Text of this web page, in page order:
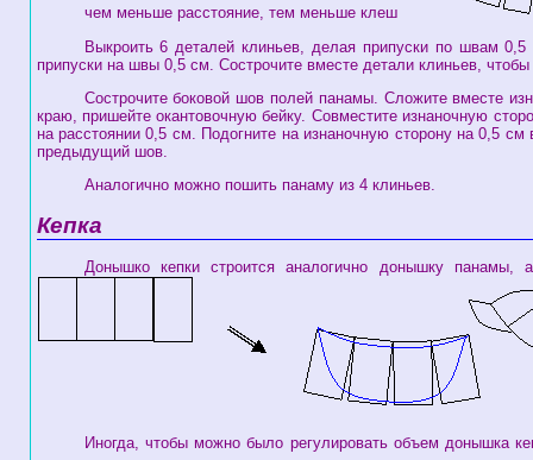
чем меньше расстояние, тем меньше клеш
Выкроить 6 деталей клиньев, делая припуски по швам
припуски на швы 0,5 см. Сострочите вместе детали клиньев,
Сострочите боковой шов полей панамы. Сложите вместе
краю, пришейте окантовочную бейку. Совместите изнаночную
на расстоянии 0,5 см. Подогните на изнаночную сторону на 0,5
предыдущий шов.
Аналогично можно пошить панаму из 4 клиньев.
Кепка
Донышко кепки строится аналогично донышку
Иногда, чтобы можно было регулировать объем донышка